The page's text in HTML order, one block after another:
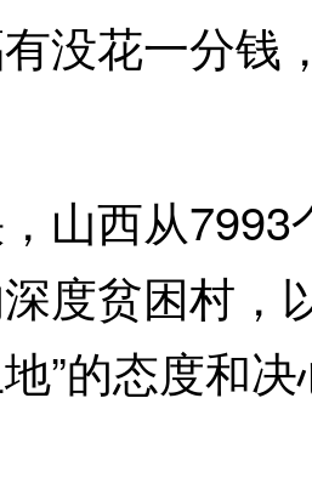
花一分钱
西从7993
度贫困村，
”的态度和